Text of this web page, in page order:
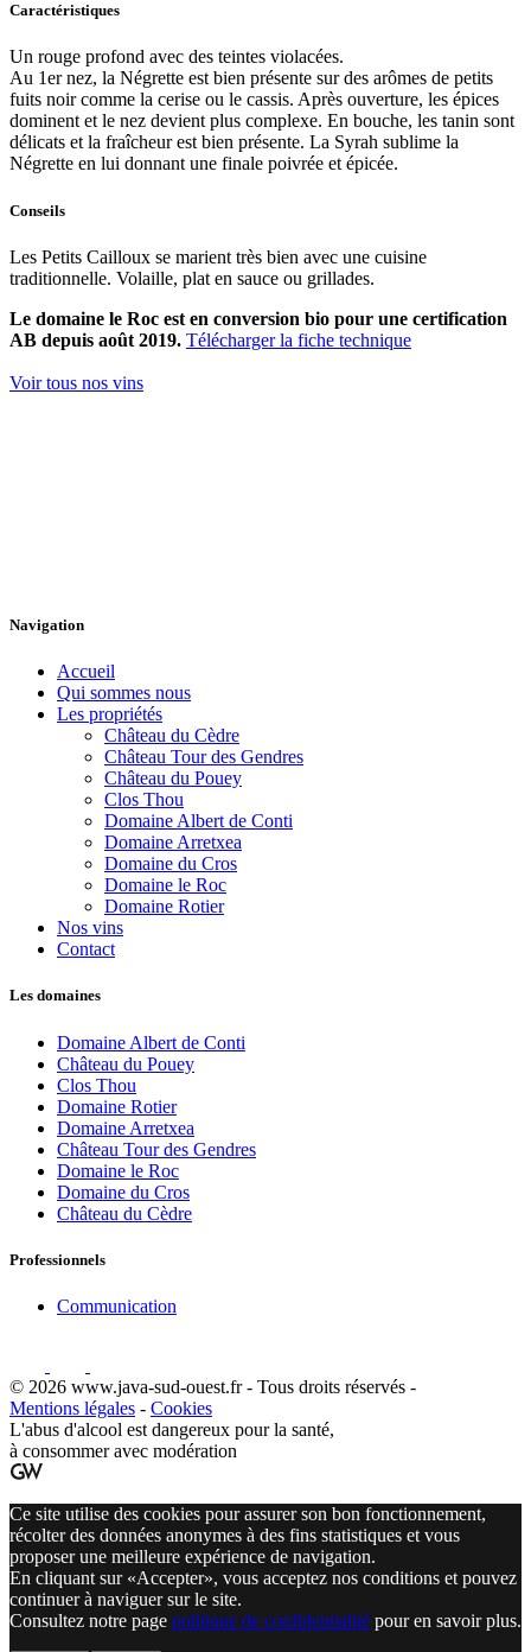
Caractéristiques
Un rouge profond avec des teintes violacées.
Au 1er nez, la Négrette est bien présente sur des arômes de petits
fuits noir comme la cerise ou le cassis. Après ouverture, les épices
dominent et le nez devient plus complexe. En bouche, les tanin sont
délicats et la fraîcheur est bien présente. La Syrah sublime la
Négrette en lui donnant une finale poivrée et épicée.
Conseils
Les Petits Cailloux se marient très bien avec une cuisine
traditionnelle. Volaille, plat en sauce ou grillades.
Le domaine le Roc est en conversion bio pour une certification
AB depuis août 2019. Télécharger la fiche technique
Voir tous nos vins
Navigation
Accueil
Qui sommes nous
Les propriétés
Château du Cèdre
Château Tour des Gendres
Château du Pouey
Clos Thou
Domaine Albert de Conti
Domaine Arretxea
Domaine du Cros
Domaine le Roc
Domaine Rotier
Nos vins
Contact
Les domaines
Domaine Albert de Conti
Château du Pouey
Clos Thou
Domaine Rotier
Domaine Arretxea
Château Tour des Gendres
Domaine le Roc
Domaine du Cros
Château du Cèdre
Professionnels
Communication
© 2026 www.java-sud-ouest.fr - Tous droits réservés -
Mentions légales - Cookies
L'abus d'alcool est dangereux pour la santé,
à consommer avec modération
Ce site utilise des cookies pour assurer son bon fonctionnement,
récolter des données anonymes à des fins statistiques et vous
proposer une meilleure expérience de navigation.
En cliquant sur «Accepter», vous acceptez nos conditions et pouvez
continuer à naviguer sur le site.
Consultez notre page politique de confidentialité pour en savoir plus.